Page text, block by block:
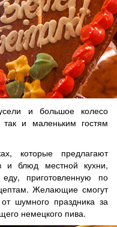
и большое колесо
и маленьким гостям
которые предлагают
и блюд местной кухни,
приготовленную по
Желающие смогут
шумного праздника за
немецкого пива.